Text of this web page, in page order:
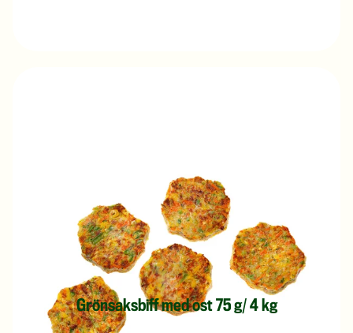
Grönsaksbiff med ost 75 g/ 4 kg